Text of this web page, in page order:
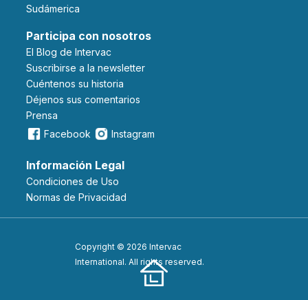
Sudámerica
Participa con nosotros
El Blog de Intervac
Suscribirse a la newsletter
Cuéntenos su historia
Déjenos sus comentarios
Prensa
Facebook
Instagram
Información Legal
Condiciones de Uso
Normas de Privacidad
Copyright © 2026 Intervac
International. All rights reserved.